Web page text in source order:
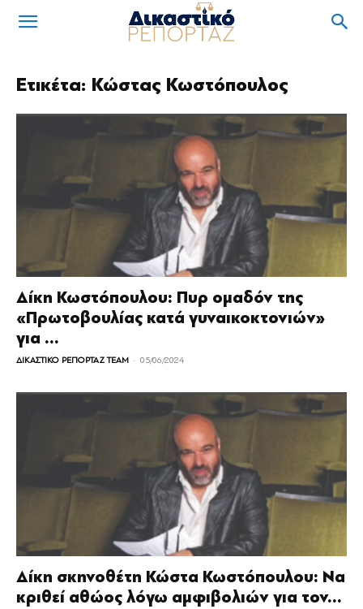
Ετικέτα: Κώστας Κωστόπουλος
Δίκη Κωστόπουλου: Πυρ ομαδόν της
«Πρωτοβουλίας κατά γυναικοκτονιών»
για ...
ΔΙΚΑΣΤΙΚΟ ΡΕΠΟΡΤΑΖ TEAM - 05/06/2024
Δίκη σκηνοθέτη Κώστα Κωστόπουλου: Να
κριθεί αθώος λόγω αμφιβολιών για τον...